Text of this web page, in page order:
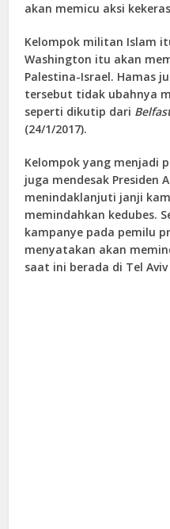
akan memicu aksi
Kelompok militan Islam
Washington itu akan
Palestina-Israel. Hamas
tersebut tidak ubahnya
seperti dikutip dari
(24/1/2017).
Kelompok yang menjadi
juga mendesak Presiden
menindaklanjuti janji
memindahkan kedubes.
kampanye pada pemilu
menyatakan akan
saat ini berada di Tel Aviv